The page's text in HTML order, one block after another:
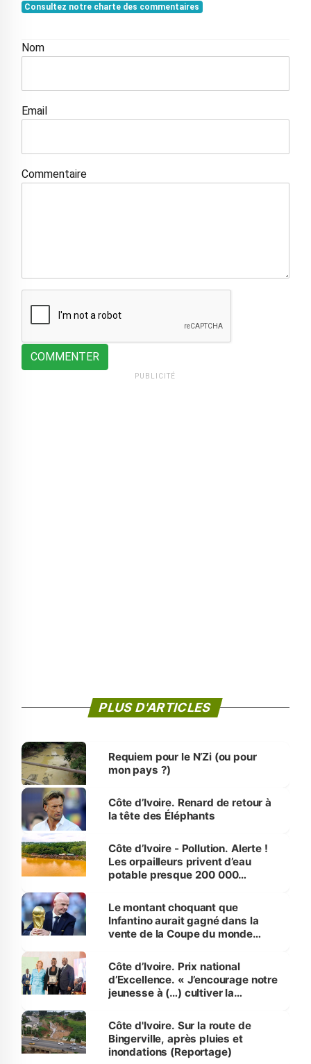
Consultez notre charte des commentaires
Nom
Email
Commentaire
COMMENTER
PUBLICITÉ
PLUS D'ARTICLES
Requiem pour le N’Zi (ou pour
mon pays ?)
Côte d’Ivoire. Renard de retour à
la tête des Éléphants
Côte d’Ivoire - Pollution. Alerte !
Les orpailleurs privent d’eau
potable presque 200 000
Le montant choquant que
Infantino aurait gagné dans la
vente de la Coupe du monde
Côte d’Ivoire. Prix national
d’Excellence. « J’encourage notre
jeunesse à (…) cultiver la
(Alassane Ouattara
Côte d'Ivoire. Sur la route de
Bingerville, après pluies et
inondations (Reportage)